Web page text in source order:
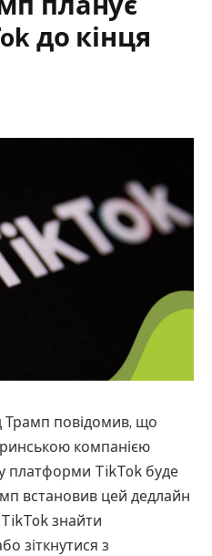
до кінця
повідомив, що
компанією
платформи TikTok буде
встановив цей дедлайн
TikTok знайти
зіткнутися з